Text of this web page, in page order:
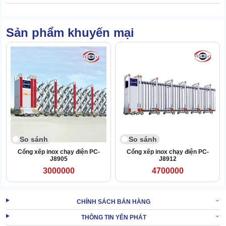
lực, mưa nắng làm hư hại. Bên cạnh đó, bộ động cơ thông minh,
vận hành ổn định cũng giúp cổng tối ưu sức bền.
Sản phẩm khuyến mại
So sánh
Cổng xếp inox chạy điện PC-
J8905
3000000
So sánh
Cổng xếp inox chạy điện PC-
J8912
4700000
CHÍNH SÁCH BÁN HÀNG
THÔNG TIN YÊN PHÁT